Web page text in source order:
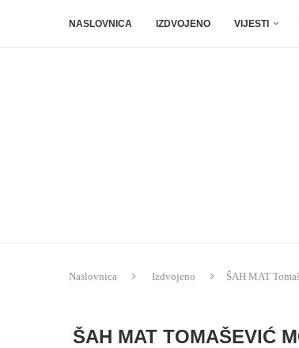
NASLOVNICA IZDVOJENO VIJESTI
Naslovnica Izdvojeno ŠAH MAT
ŠAH MAT TOMAŠEVIĆ